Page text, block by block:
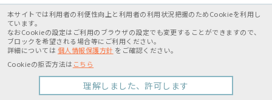
特定商取引法に基づく表記個人情報保護方針
Copyright movic Co.,Ltd. 2005-2026
本サイトでは利用者の利便性向上と利用者の利用状況把握のためCookieを利用し
ています。
なおCookieの設定はご利用のブラウザの設定でも変更することができますので、
ブロックを希望される場合等にご利用ください。
詳細については 個人情報保護方針 をご確認ください。
Cookieの拒否方法は こちら
理解しました、許可します